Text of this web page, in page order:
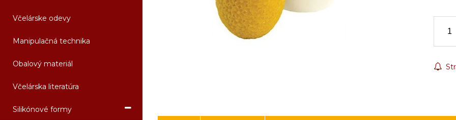
Včelárske odevy
Manipulačná technika
Obalový materiál
Včelárska literatúra
Silikónové formy